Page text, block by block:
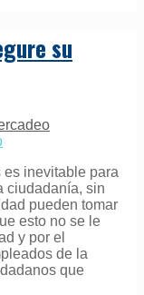
su
es inevitable para
ciudadanía, sin
pueden tomar
esto no se le
y por el
de la
que